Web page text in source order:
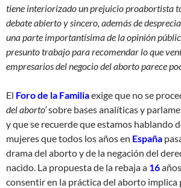
tiene interiorizado un prejuicio proabortista
debate abierto y sincero, además de
una parte importantísima de la opinión
presunto trabajo para recomendar lo que
empresarios del negocio del aborto parece
El Foro de la Familiaexige que no se
del aborto’sobre bases analíticas y
y que se recuerde que estamos hablando
mujeres que todos los años en España
drama del aborto y de la negación del
nacido. La propuesta de la rebaja a 16
consentir en la práctica del aborto implica